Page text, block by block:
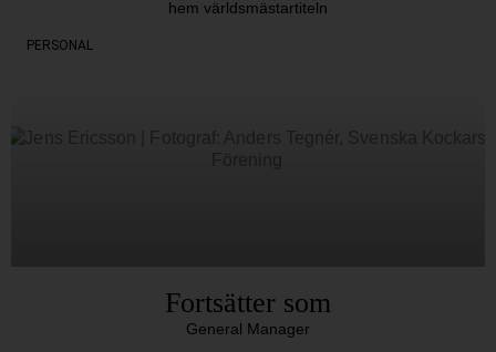
hem världsmästartiteln
PERSONAL
Fortsätter som
General Manager